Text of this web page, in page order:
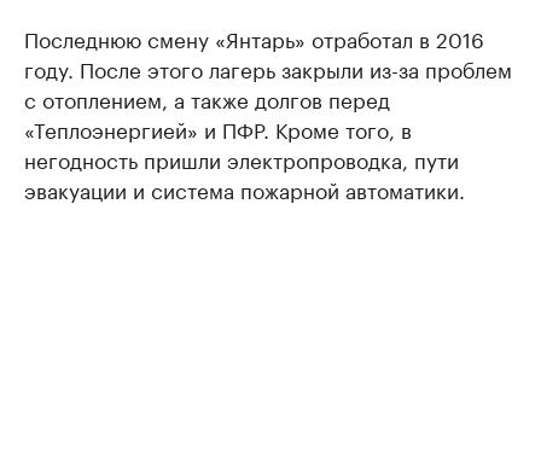
Последнюю смену «Янтарь» отработал в 2016
году. После этого лагерь закрыли из-за проблем
с отоплением, а также долгов перед
«Теплоэнергией» и ПФР. Кроме того, в
негодность пришли электропроводка, пути
эвакуации и система пожарной автоматики.